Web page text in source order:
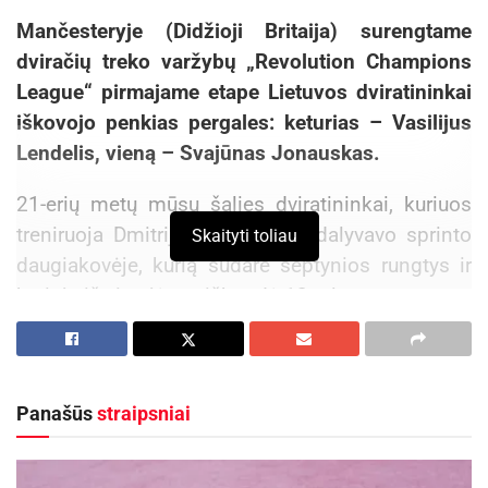
Mančesteryje (Didžioji Britaija) surengtame
dviračių treko varžybų „Revolution Champions
League“ pirmajame etape Lietuvos dviratininkai
iškovojo penkias pergales: keturias – Vasilijus
Lendelis, vieną – Svajūnas Jonauskas.
21-erių metų mūsų šalies dviratininkai, kuriuos
treniruoja Dmitrijus Leopoldas, dalyvavo sprinto
daugiakovėje, kurią sudarė septynios rungtys ir
kurioje iš viso jėgas išbandė 12 atletų.
V. Lendelis penktadienį nugalėjo sprinto
pirmąjį važiavimą, pusfinalyje 2-0 įveikė prancūzą
Melviną Landernau, o finale taip pat 2-0 nugalėjo
Skaityti toliau
Panašūsstraipsniai